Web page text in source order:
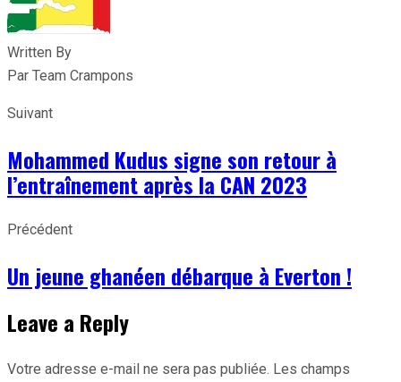
Written By
Par Team Crampons
Suivant
Mohammed Kudus signe son retour à
l’entraînement après la CAN 2023
Précédent
Un jeune ghanéen débarque à Everton !
Leave a Reply
Votre adresse e-mail ne sera pas publiée. Les champs